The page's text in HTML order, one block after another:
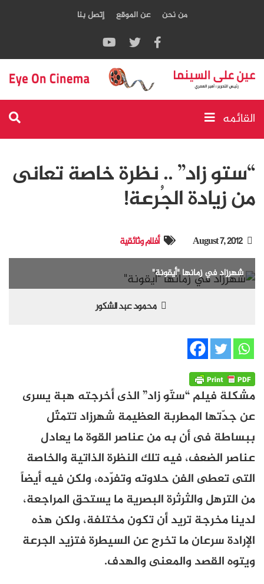
من نحن عن الموقع إتصل بنا
القائمه
“ستو زاد” .. نظرة خاصة تعانى
من زيادة الجُرعة!
August 7, 2012 أفلام وثائقية
شهرزاد في زمانها "أيقونة"
محمود عبد الشكور
مشكلة فيلم “ستّو زاد” الذى أخرجته هبة يسرى
عن جدّتها المطربة العظيمة شهرزاد تتمثّل
ببساطة فى أن به من عناصر القوة ما يعادل
عناصر الضعف، فيه تلك النظرة الذاتية والخاصة
التى تعطى الفن حلاوته وتفرّده، ولكن فيه أيضاً
من الترهل والثرثرة البصرية ما يستحق المراجعة،
لدينا مخرجة تريد أن تكون مختلفة، ولكن هذه
الإرادة سرعان ما تخرج عن السيطرة فتزيد الجرعة
ويتوه القصد والمعنى والهدف.